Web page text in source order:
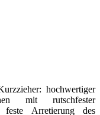
hochwertiger
mit rutschfester
Arretierung des